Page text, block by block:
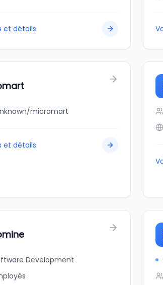
et détails
micromart
et détails
Development